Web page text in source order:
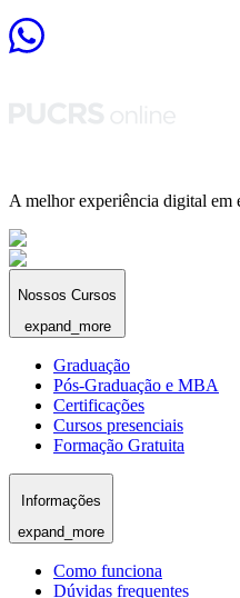
A melhor experiência digital em
Nossos Cursos
expand_more
Graduação
Pós-Graduação e MBA
Certificações
Cursos presenciais
Formação Gratuita
Informações
expand_more
Como funciona
Dúvidas frequentes